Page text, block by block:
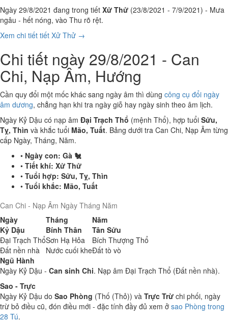
Ngày 29/8/2021 đang trong tiết Xử Thử (23/8/2021 - 7/9/2021) - Mưa
ngâu - hết nóng, vào Thu rõ rệt.
Xem chi tiết tiết Xử Thử →
Chi tiết ngày 29/8/2021 - Can
Chi, Nạp Âm, Hướng
Cần quy đổi một mốc khác sang ngày âm thì dùng công cụ đổi ngày
âm dương, chẳng hạn khi tra ngày giỗ hay ngày sinh theo âm lịch.
Ngày Kỷ Dậu có nạp âm Đại Trạch Thổ (mệnh Thổ), hợp tuổi Sửu,
Tỵ, Thìn và khắc tuổi Mão, Tuất. Bảng dưới tra Can Chi, Nạp Âm từng
cấp Ngày, Tháng, Năm.
• Ngày con: Gà 🐔
• Tiết khí: Xử Thử
• Tuổi hợp: Sửu, Tỵ, Thìn
• Tuổi khắc: Mão, Tuất
Can Chi - Nạp Âm Ngày Tháng Năm
Ngày
Tháng
Năm
Kỷ Dậu
Bính Thân
Tân Sửu
Đại Trạch ThổSơn Hạ Hỏa
Bích Thượng Thổ
Đất nền nhà
Nước cuối kheĐất tò vò
Ngũ Hành
Ngày Kỷ Dậu - Can sinh Chi. Nạp âm Đại Trạch Thổ (Đất nền nhà).
Sao - Trực
Ngày Kỷ Dậu do Sao Phòng (Thố (Thỏ)) và Trực Trừ chi phối, ngày
trừ bỏ điều cũ, đón điều mới - đặc tính đầy đủ xem ở sao Phòng trong
28 Tú.